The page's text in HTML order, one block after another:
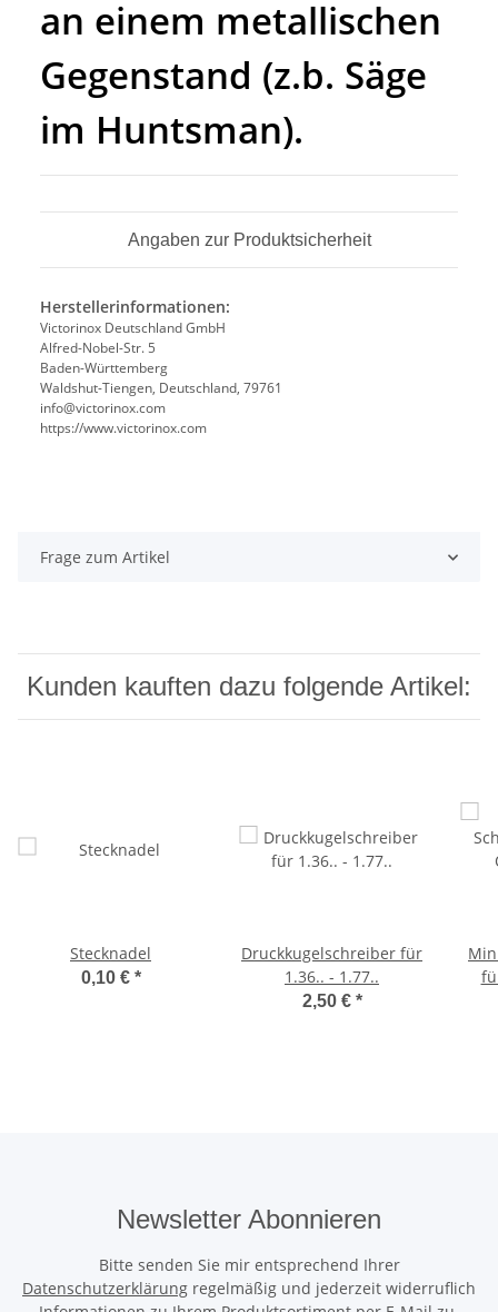
an einem metallischen
Gegenstand (z.b. Säge
im Huntsman).
Angaben zur Produktsicherheit
Herstellerinformationen:
Victorinox Deutschland GmbH
Alfred-Nobel-Str. 5
Baden-Württemberg
Waldshut-Tiengen, Deutschland, 79761
info@victorinox.com
https://www.victorinox.com
Frage zum Artikel
Kunden kauften dazu folgende Artikel:
Stecknadel
0,10 € *
Druckkugelschreiber für
1.36.. - 1.77..
2,50 € *
Newsletter Abonnieren
Bitte senden Sie mir entsprechend Ihrer
Datenschutzerklärung regelmäßig und jederzeit widerruflich